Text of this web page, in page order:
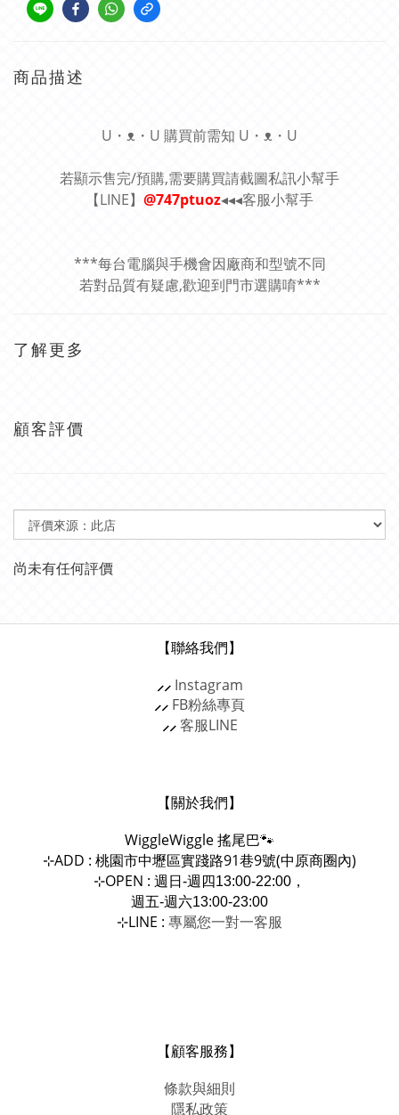
商品描述
U・ᴥ・U 購買前需知 U・ᴥ・U
若顯示售完/預購,需要購買請截圖私訊小幫手
【LINE】 @747ptuoz◂◂◂客服小幫手
***每台電腦與手機會因廠商和型號不同
若對品質有疑慮,歡迎到門市選購唷***
了解更多
顧客評價
尚未有任何評價
【聯絡我們】
⸝⸝ Instagram
⸝⸝ FB粉絲專頁
⸝⸝客服LINE
【關於我們】
WiggleWiggle搖尾巴🐾
⊹ADD : 桃園市中壢區實踐路91巷9號(中原商圈內)
⊹OPEN : 週日-週四13:00-22:00，
週五-週六13:00-23:00
⊹LINE : 專屬您一對一客服
【顧客服務】
條款與細則
隱私政策